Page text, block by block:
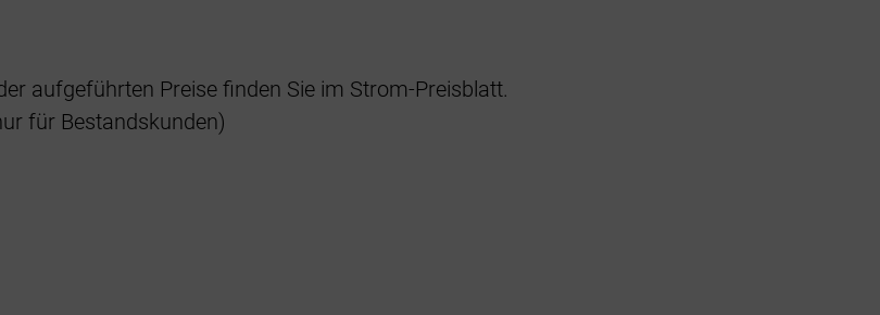
aufgeführten Preise finden Sie im Strom-Preisblatt.
für Bestandskunden)